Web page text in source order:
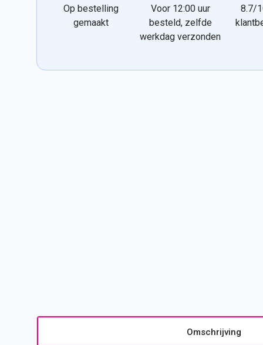
Op bestelling
gemaakt
Voor 12:00 uur
besteld, zelfde
werkdag verzonden
8.7/
Omschrijving